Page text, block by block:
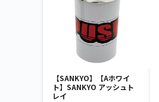
【SANKYO】【Aホワイ
ト】SANKYO アッシュト
レイ